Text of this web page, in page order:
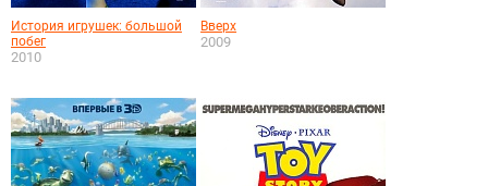
История игрушек: большой
побег
2010
Вверх
2009